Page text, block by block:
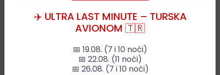
Mapa grada
✈️ ULTRA LAST MINUTE – TURSKA
AVIONOM 🇹🇷
📅 19.08. (7 i 10 noći)
📅 22.08. (11 noći)
📅 26.08. (7 i 10 noći)